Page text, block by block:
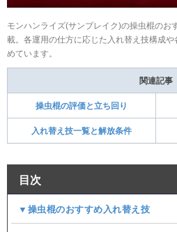
モンハンライズ(サンブレイク)の操虫棍のお
載。各運用の仕方に応じた入れ替え技構成
めています。
関連記事
操虫棍の評価と立ち回り
入れ替え技一覧と解放条件
目次
▼操虫棍のおすすめ入れ替え技